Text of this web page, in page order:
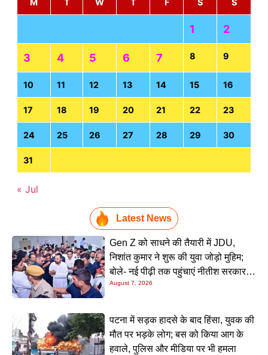
M
T W T F S S
1 2
3 4 5 6 7 8 9
10 11 12 13 14 15 16
17 18 19 20 21 22 23
24 25 26 27 28 29 30
31
« Jul
Latest News
Gen Z को साधने की तैयारी में JDU,
निशांत कुमार ने शुरू की युवा जोड़ो मुहिम;
बोले- नई पीढ़ी तक पहुंचाएं नीतीश सरकार के
20 सालों के काम
August 7, 2026
पटना में सड़क हादसे के बाद हिंसा, युवक की
मौत पर भड़के लोग; बस को किया आग के
हवाले, पुलिस और मीडिया पर भी हमला